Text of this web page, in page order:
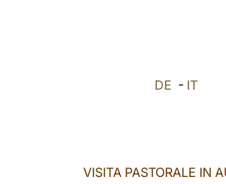
DE - IT
VISITA PASTORALE IN